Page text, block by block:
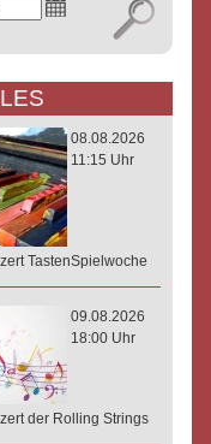
08.08.2026
11:15 Uhr
TastenSpielwoche
09.08.2026
18:00 Uhr
der Rolling Strings